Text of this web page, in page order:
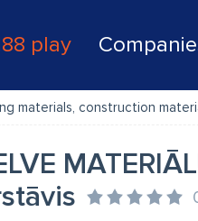
play
materials, construction